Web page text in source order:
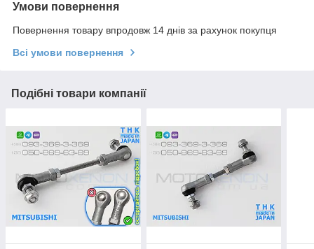
Умови повернення
Повернення товару впродовж 14 днів за рахунок покупця
Всі умови повернення
Подібні товари компанії